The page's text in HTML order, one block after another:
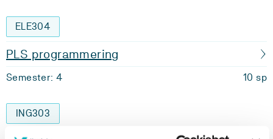
ELE304
PLS programmering
Semester: 4 10 sp
ING303